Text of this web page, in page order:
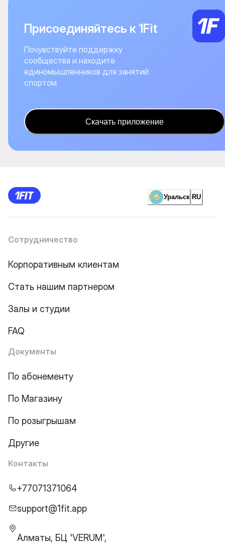
Присоединяйтесь к 1Fit
Почувствуйте поддержку
сообщества и находите
единомышленников для занятий
спортом
Скачать приложение
Уральск RU
Сотрудничество
Корпоративным клиентам
Стать нашим партнером
Залы и студии
FAQ
Документы
По абонементу
По Магазину
По розыгрышам
Другие
Контакты
+77071371064
support@1fit.app
Алматы, БЦ 'VERUM',